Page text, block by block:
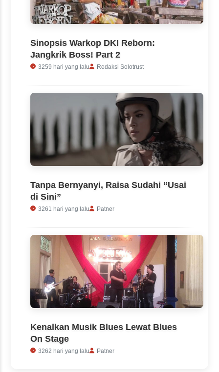
Sinopsis Warkop DKI Reborn:
Jangkrik Boss! Part 2
3259 hari yang lalu Redaksi Solotrust
Tanpa Bernyanyi, Raisa Sudahi “Usai
di Sini”
3261 hari yang lalu Patner
Kenalkan Musik Blues Lewat Blues
On Stage
3262 hari yang lalu Patner